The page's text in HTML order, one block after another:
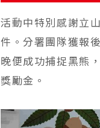
活動中特別感謝立
件。分署團隊獲報
晚便成功捕捉黑熊
獎勵金。